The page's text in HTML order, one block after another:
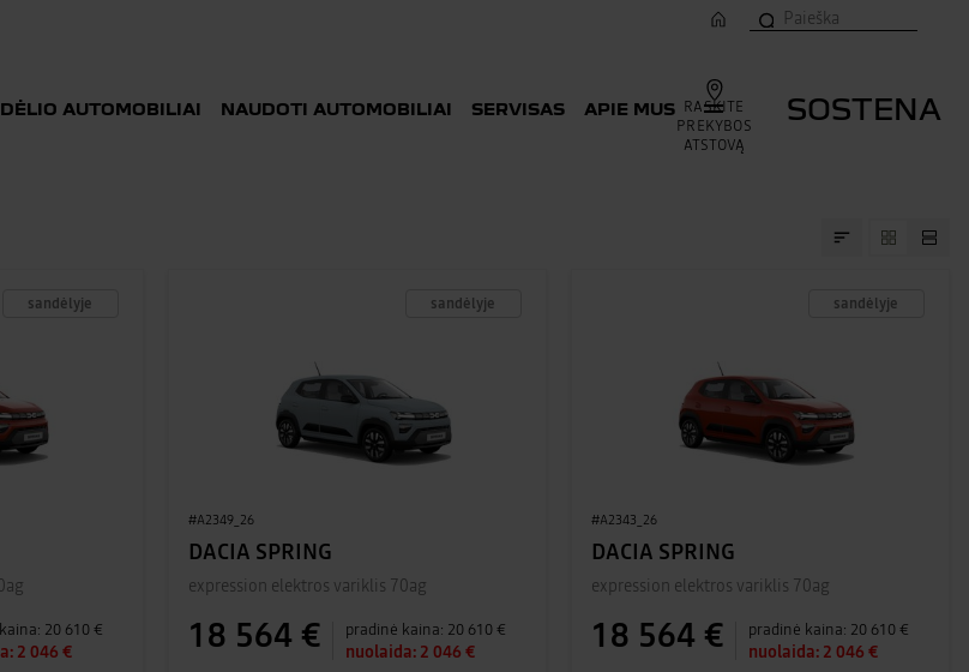
RASKITE
PREKYBOS
ATSTOVĄ
SOSTENA
AUTOMOBILIAI NAUDOTI AUTOMOBILIAI SERVISAS APIE MUS
sandėlyje
20 610 €
2 046 €
sandėlyje
#A2349_26
DACIA SPRING
expression elektros variklis 70ag
18 564 € pradinė kaina: 20 610 €
nuolaida: 2 046 €
sandėlyje
#A2343_26
DACIA SPRING
expression elektros variklis 70ag
18 564 € pradinė kaina: 20 610 €
nuolaida: 2 046 €